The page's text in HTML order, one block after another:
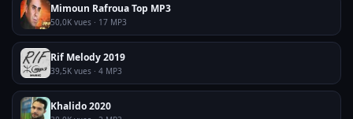
Mimoun Rafroua Top MP3
50,0K vues · 17 MP3
Rif Melody 2019
39,5K vues · 4 MP3
Khalido 2020